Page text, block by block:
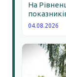
На
04.08.2026